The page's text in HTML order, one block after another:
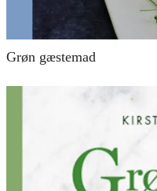
Grøn gæstemad